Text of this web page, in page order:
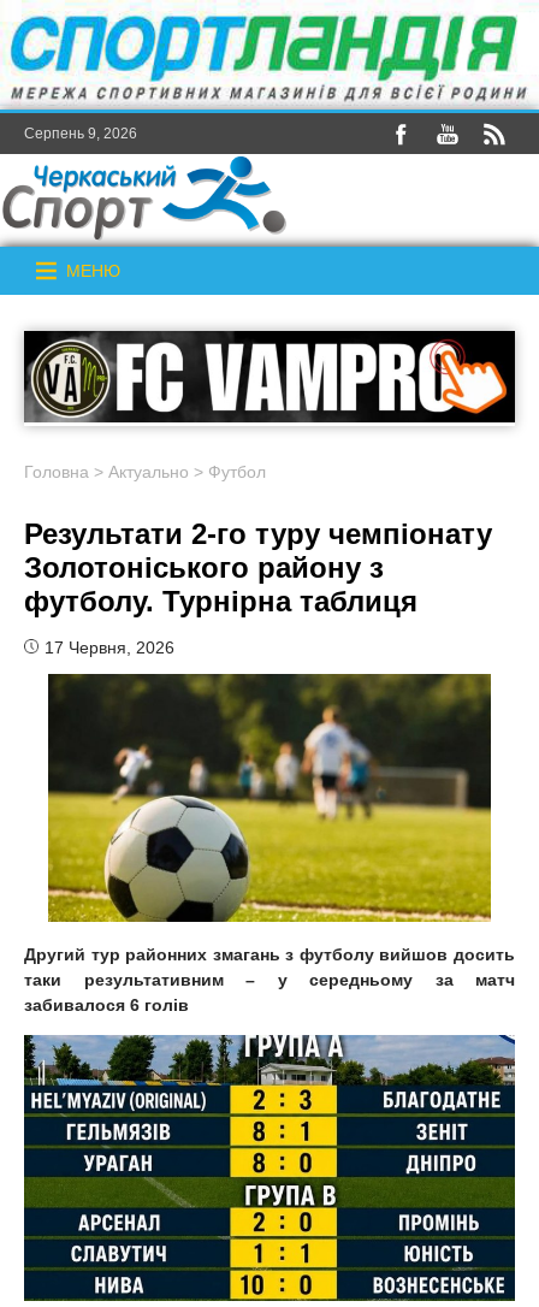
Серпень 9, 2026
МЕНЮ
Головна > Актуально > Футбол
Результати 2-го туру чемпіонату
Золотоніського району з
футболу. Турнірна таблиця
17 Червня, 2026
Другий тур районних змагань з футболу вийшов досить
таки результативним – у середньому за матч
забивалося 6 голів